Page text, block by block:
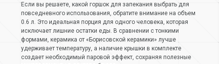
Если вы решаете, какой горшок для запекания выбрать для
повседневного использования, обратите внимание на объем
0.6 л. Это идеальная порция для одного человека, которая
исключает лишние остатки еды. В сравнении с тонкими
формами, керамика от «Борисовской керамики» лучше
удерживает температуру, а наличие крышки в комплекте
создает необходимый паровой эффект, сохраняя полезные